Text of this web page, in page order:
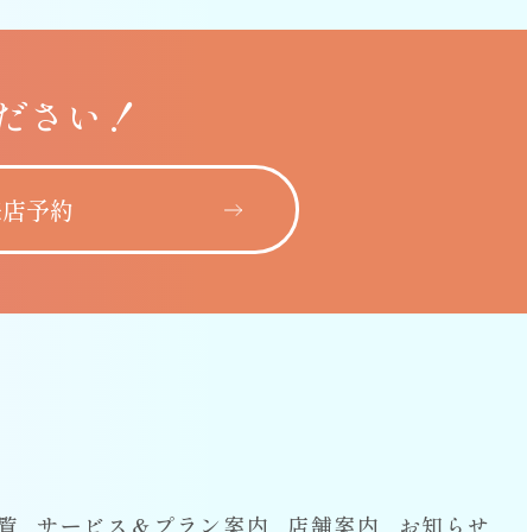
さい！
予約
サービス＆プラン案内 店舗案内 お知らせ